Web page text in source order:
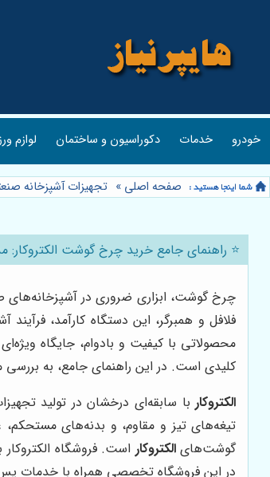
خودرو خدمات دکوراسیون و ساختمان لوازم
صفحه اصلی » تجهیزات آشپزخانه
⭐️ راهنمای جامع خرید چرخ گوشت
چرخ گوشت، ابزاری ضروری در آشپزخانه‌های
فلافل و همبرگر، این دستگاه کارآمد،
محصولاتی با کیفیت و بادوام، جایگاه
کلیدی است. در این راهنمای جامع، به
الکتروکاربا سابقه‌ای درخشان در تولید
تیغه‌های تیز و مقاوم، و بدنه‌های
گوشت‌هایالکتروکار است. فروشگاه
در این فروشگاه تخصصی همراه با خدمات پس